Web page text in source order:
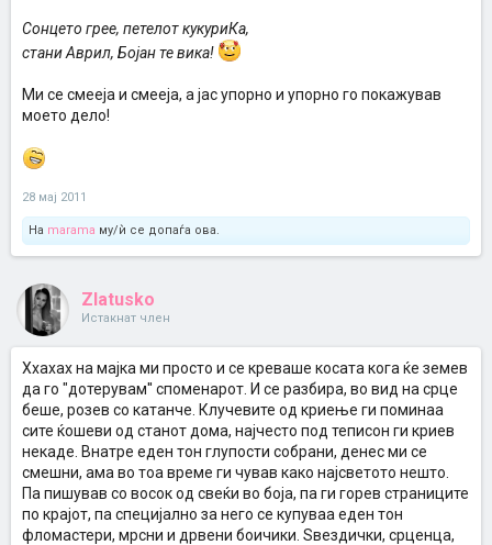
Сонцето грее, петелот кукуриКа,
стани Аврил, Бојан те вика!
Ми се смееја и смееја, а јас упорно и упорно го покажував
моето дело!
28 мај 2011
На marama му/ѝ се допаѓа ова.
Zlatusko
Истакнат член
Ххахах на мајка ми просто и се креваше косата кога ќе земев
да го "дотерувам'' споменарот. И се разбира, во вид на срце
беше, розев со катанче. Клучевите од криење ги поминаа
сите ќошеви од станот дома, најчесто под теписон ги криев
некаде. Внатре еден тон глупости собрани, денес ми се
смешни, ама во тоа време ги чував како најсветото нешто.
Па пишував со восок од свеќи во боја, па ги горев страниците
по крајот, па специјално за него се купуваа еден тон
фломастери, мрсни и дрвени боичики. Ѕвездички, срценца,